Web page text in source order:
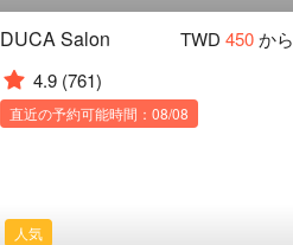
DUCA Salon TWD 450から
4.9 (761)
直近の予約可能時間：08/08
人気